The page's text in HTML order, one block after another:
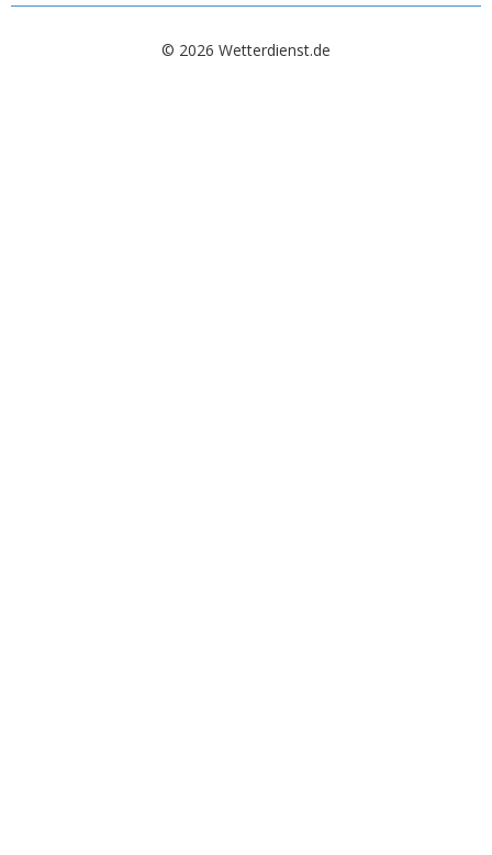
© 2026 Wetterdienst.de